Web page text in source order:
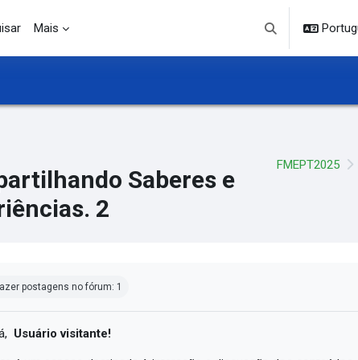
Mais
Alternar entrada
Saberes e
2
FMEPT2025
postagens no fórum: 1
Usuário visitante!